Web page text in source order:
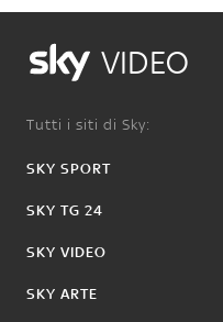
VIDEO
Tutti i siti di Sky:
SKY SPORT
SKY TG 24
SKY VIDEO
SKY ARTE